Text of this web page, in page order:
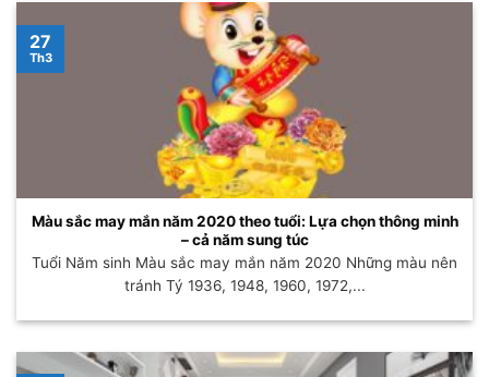
Màu sắc may mắn năm 2020 theo tuổi: Lựa chọn thông minh
– cả năm sung túc
Tuổi Năm sinh Màu sắc may mắn năm 2020 Những màu nên
tránh Tý 1936, 1948, 1960, 1972,...
27
Th3